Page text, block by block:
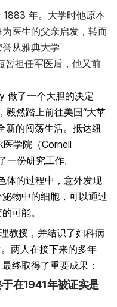
年。大学时他原本
医生的父亲启发，转而
从雅典大学
暂担任军医后，他又前
做了一个大胆的决定
然踏上前往美国“大苹
新的闯荡生活。抵达纽
学院（Cornell
份研究工作。
体的过程中，意外发现
物中的细胞，可以通过
可能。
教授，并结识了妇科病
两人在接下来的多年
终取得了重要成果：
于在1941年被证实是